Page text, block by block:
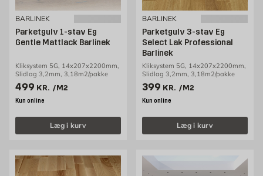
BARLINEK
Parketgulv 1-stav Eg
Gentle Mattlack Barlinek
Kliksystem 5G, 14x207x2200mm,
Slidlag 3,2mm, 3,18m2/pakke
Pris 499 kr. /m2
499 KR. /M2
Kun online
Læg i kurv
BARLINEK
Parketgulv 3-stav Eg
Select Lak Professional
Barlinek
Kliksystem 5G, 14x207x2200mm,
Slidlag 3,2mm, 3,18m2/pakke
Pris 399 kr. /m2
399 KR. /M2
Kun online
Læg i kurv